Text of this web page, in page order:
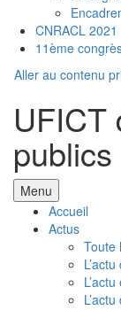
CNRACL 2021
11ème
Aller au contenu
UFICT
publics
Menu
Accueil
Actus
Toute